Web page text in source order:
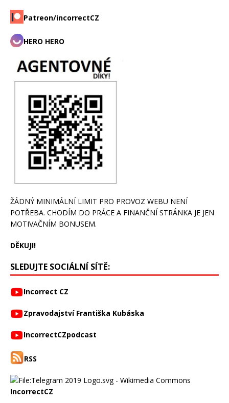
Patreon/incorrectCZ
HERO HERO
ŽÁDNÝ MINIMÁLNÍ LIMIT PRO PROVOZ WEBU NENÍ
POTŘEBA. CHODÍM DO PRÁCE A FINANČNÍ STRÁNKA JE JEN
MOTIVAČNÍM BONUSEM.
DĚKUJI!
SLEDUJTE SOCIÁLNÍ SÍTĚ:
Incorrect CZ
Zpravodajství Františka Kubáska
IncorrectCZpodcast
RSS
IncorrectCZ